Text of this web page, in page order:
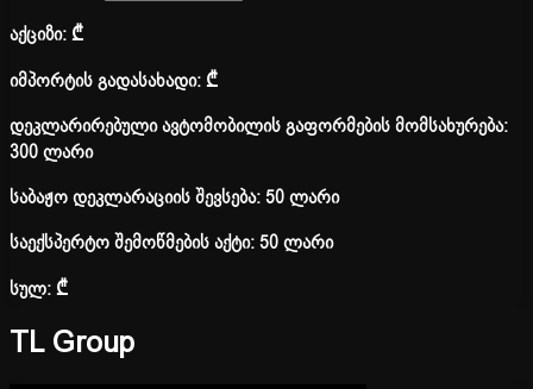
აქციზი:₾
იმპორტის გადასახადი:₾
დეკლარირებული ავტომობილის გაფორმების მომსახურება:
300 ლარი
საბაჟო დეკლარაციის შევსება: 50 ლარი
საექსპერტო შემოწმების აქტი: 50 ლარი
სულ:₾
TL Group